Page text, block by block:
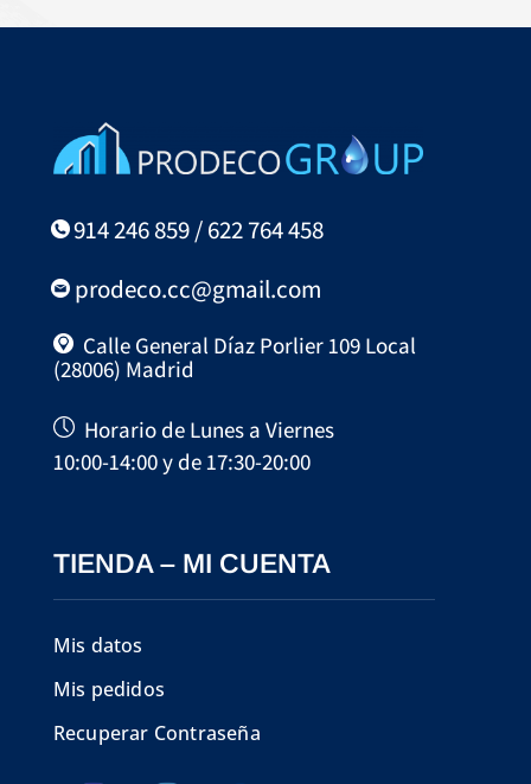
914 246 859 / 622 764 458
prodeco.cc@gmail.com
Calle General Díaz Porlier 109 Local
(28006) Madrid
Horario de Lunes a Viernes
10:00-14:00 y de 17:30-20:00
TIENDA – MI CUENTA
Mis datos
Mis pedidos
Recuperar Contraseña